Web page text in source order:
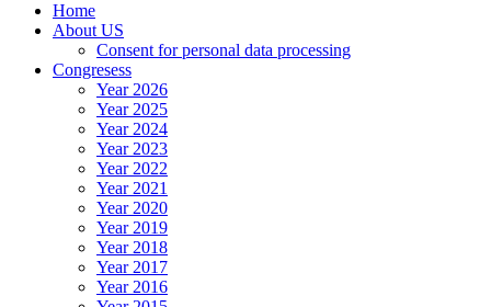
Home
About US
Consent for personal data processing
Congresess
Year 2026
Year 2025
Year 2024
Year 2023
Year 2022
Year 2021
Year 2020
Year 2019
Year 2018
Year 2017
Year 2016